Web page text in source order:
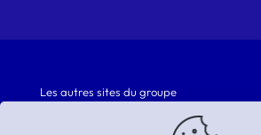
Les autres sites du groupe